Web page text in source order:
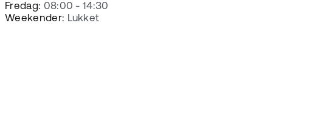
Fredag: 08:00 - 14:30
Weekender: Lukket